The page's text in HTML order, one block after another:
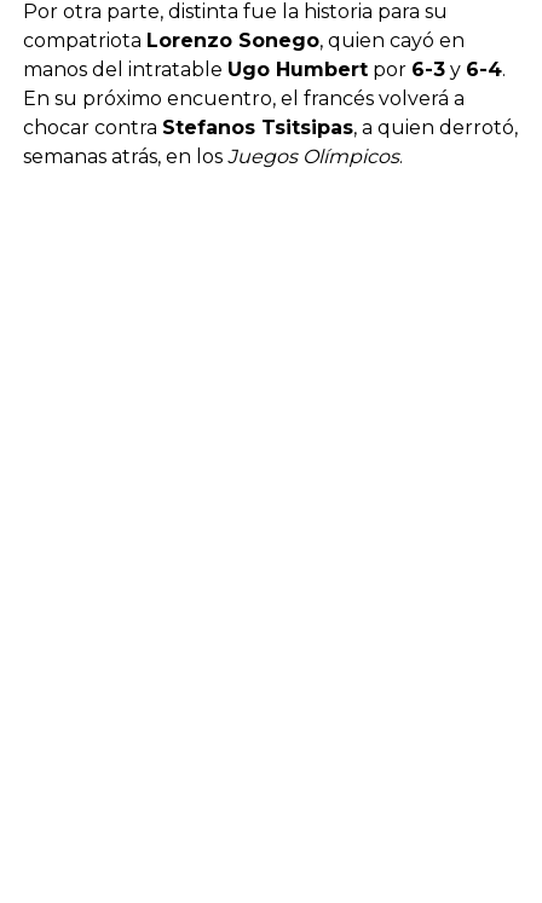
Por otra parte, distinta fue la historia para su
compatriota Lorenzo Sonego, quien cayó en
manos del intratable Ugo Humbertpor 6-3y 6-4.
En su próximo encuentro, el francés volverá a
chocar contra Stefanos Tsitsipas, a quien derrotó,
semanas atrás, en los Juegos Olímpicos.